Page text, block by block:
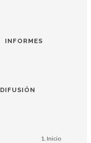
INFORMES
DIFUSIÓN
Inicio